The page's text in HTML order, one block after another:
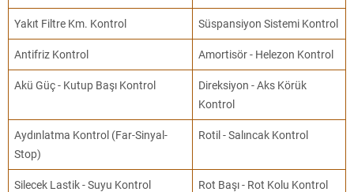
Yakıt Filtre Km. Kontrol Süspansiyon Sistemi Kontrol
Antifriz Kontrol Amortisör - Helezon Kontrol
Akü Güç - Kutup Başı Kontrol
Direksiyon - Aks Körük
Kontrol
Aydınlatma Kontrol (Far-Sinyal-
Stop)
Rotil - Salıncak Kontrol
Silecek Lastik - Suyu Kontrol Rot Başı - Rot Kolu Kontrol